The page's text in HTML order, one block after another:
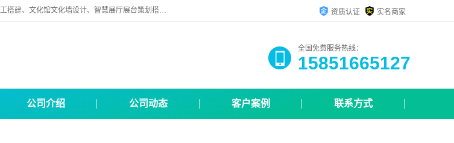
苏州映江南空间营造设计有限公司位于江苏省苏州市,是一家以从事建筑装饰、展馆展厅策划设计施工搭建、文化馆文化墙设计、智慧展厅展台策划搭建和其他建筑装饰装修业为主的企业。 资质认证 实名商家
全国免费服务热线：
15851665127
公司介绍 公司动态 客户案例 联系方式